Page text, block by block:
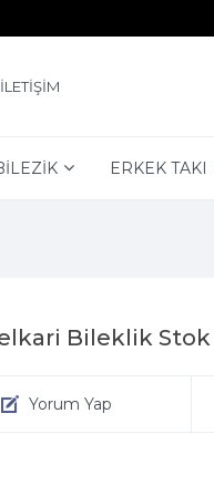
İLETİŞİM
ERKEK TAKI
Bileklik Stok
Yorum Yap